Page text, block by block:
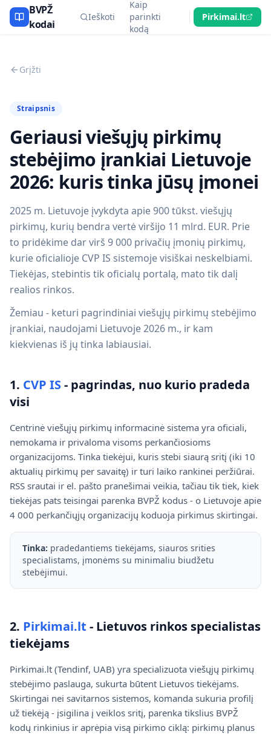
BVPŽ
kodai
Ieškoti
Kaip
parinkti
kodą
Pirkimai.lt
Grįžti
Straipsnis
Geriausi viešųjų pirkimų
stebėjimo įrankiai Lietuvoje
2026: kuris tinka jūsų įmonei
2025 m. Lietuvoje įvykdyta apie 900 tūkst. viešųjų
pirkimų, kurių bendra vertė viršijo 11 mlrd. EUR. Prie
to pridėkime dar virš 9 000 privačių įmonių pirkimų,
kurie oficialioje CVP IS sistemoje visiškai neskelbiami.
Tiekėjas, stebintis tik oficialų portalą, mato tik dalį
realios rinkos.
Žemiau - keturi pagrindiniai viešųjų pirkimų stebėjimo
įrankiai, naudojami Lietuvoje 2026 m., ir kam
kiekvienas iš jų tinka labiausiai.
1. CVP IS- pagrindas, nuo kurio pradeda
visi
Centrinė viešųjų pirkimų informacinė sistema yra oficiali,
nemokama ir privaloma visoms perkančiosioms
organizacijoms. Tinka tiekėjui, kuris stebi siaurą sritį (iki 10
aktualių pirkimų per savaitę) ir turi laiko rankinei peržiūrai.
RSS srautai ir el. pašto pranešimai veikia, tačiau tik tiek, kiek
tiekėjas pats teisingai parenka BVPŽ kodus - o Lietuvoje apie
4 000 perkančiųjų organizacijų koduoja pirkimus skirtingai.
Tinka: pradedantiems tiekėjams, siauros srities
specialistams, įmonėms su minimaliu biudžetu
stebėjimui.
2. Pirkimai.lt - Lietuvos rinkos specialistas
tiekėjams
Pirkimai.lt (Tendinf, UAB) yra specializuota viešųjų pirkimų
stebėjimo paslauga, sukurta būtent Lietuvos tiekėjams.
Skirtingai nei savitarnos sistemos, komanda sukuria profilį
už tiekėją - įsigilina į veiklos sritį, parenka tikslius BVPŽ
kodų rinkinius ir aprėpia visą pirkimo ciklą: pirkimų planus